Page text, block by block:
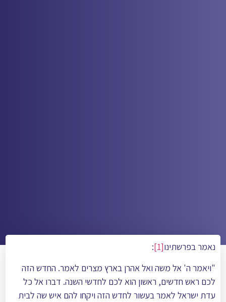
נאמר בפרשתינו[1]
:
"ויאמר ה' אל משה ואל אהרן בארץ מצרים לאמר. החדש הזה
לכם ראש חדשים, ראשון הוא לכם לחדשי השנה. דברו אל כל
עדת ישראל לאמר בעשור לחדש הזה ויקחו להם איש שה לבית